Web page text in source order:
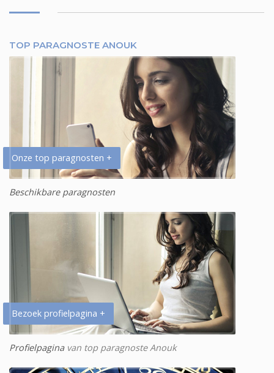
TOP PARAGNOSTE ANOUK
Onze top paragnosten +
Beschikbare paragnosten
Bezoek profielpagina +
Profielpagina van top paragnoste Anouk